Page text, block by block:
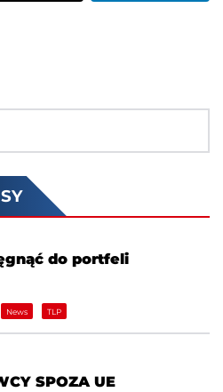
do portfeli
News TLP
SPOZA UE